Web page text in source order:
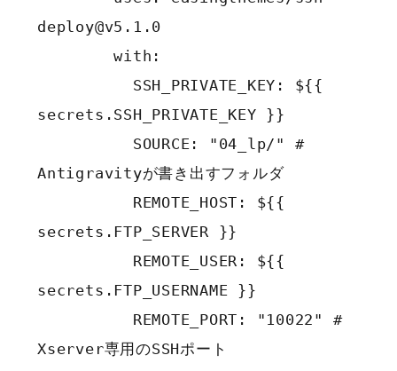
deploy@v5.1.0
        with:
secrets.SSH_PRIVATE_KEY }}
Antigravityが書き出すフォルダ
secrets.FTP_SERVER }}
secrets.FTP_USERNAME }}
Xserver専用のSSHポート